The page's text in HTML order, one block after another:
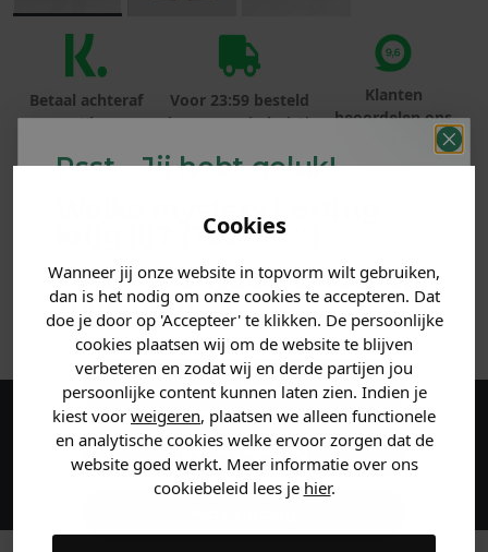
Cookies
Wanneer jij onze website in topvorm wilt gebruiken,
dan is het nodig om onze cookies te accepteren. Dat
doe je door op 'Accepteer' te klikken. De persoonlijke
cookies plaatsen wij om de website te blijven
verbeteren en zodat wij en derde partijen jou
persoonlijke content kunnen laten zien. Indien je
kiest voor weigeren, plaatsen we alleen functionele
en analytische cookies welke ervoor zorgen dat de
website goed werkt. Meer informatie over ons
cookiebeleid lees je hier.
Betaal achteraf
met Klarna
Voor 23:59 besteld
is morgen in huis!*
Klanten
beoordelen ons
met een 9,6!
ANDERE BESTELDEN OOK
Maak een account aan en ontvang 5%
korting op je eerste bestelling!
Psst... Jij hebt geluk!
Welke mystery
krijg jij? (Tot-30%
Vertel ons waar je naar op
zoek bent. 👇
Heren kleding
Dames kleding